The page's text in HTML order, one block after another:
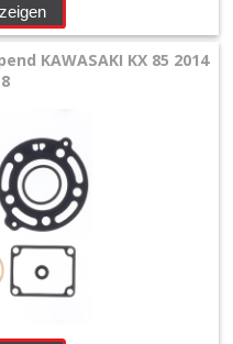
KAWASAKI KX 85 2014